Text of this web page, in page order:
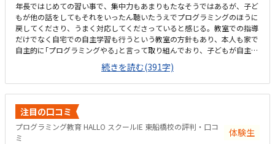
年長ではじめての習い事で、集中力もあまりもたなそうではあるが、子ど
もが他の話をしてもそれをいったん聴いたうえでプログラミングのほうに
戻してくださり、うまく対応してくださっていると感じる。教室での指導
だけでなく自宅での自主学習も行うという教室の方針もあり、本人も家で
自主的に｢プログラミングやる｣と言って取り組んでおり、子どもが自主的
に取り組みたくなる教材だと感じる。駅からも程近く、駐輪場もあるため
通いやすいと思う。ただ、プログラミングHALLOを目的に来ると個別指導
スクールIEの看板しかないため、初回は少し迷ってしまった。プログラミ
ング教室と個別指導塾が同じ空間内で行われているため、プログラミング
中にまわりから数学や英語の指導の声が聞こえる。全体的に学習に集中で
きる環境だと思う。受講している子どもがまだ未就学児であるため、未就
学児のプログラミングとしては割高のように感じる。
続きを読む(391字)
注目の口コミ
プログラミング教育 HALLO スクールIE 東船橋校の評判・口コ
ミ
体験生